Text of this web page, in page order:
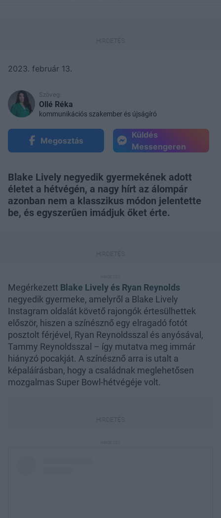
2023. február 13.
Szöveg:
Ollé Réka
kommunikációs szakember és újságíró
Megosztás
Küldés
Messengeren
Blake Lively negyedik gyermekének adott
életet a hétvégén, a nagy hírt az álompár
azonban nem a klasszikus módon jelentette
be, és egyszerűen imádjuk őket érte.
Megérkezett Blake Lively és Ryan Reynolds
negyedik gyermeke, amelyről a Blake Lively
Instagram oldalát követő rajongók értesülhettek
először, hiszen a színésznő egy elragadó fotót
posztolt férjével, Ryan Reynoldsszal és anyósával,
Tammy Reynoldsszal – így mutatva meg immár
hiányzó pocakját. A színésznő arra is utalt a
képaláírásban, hogy a családnak meglehetősen
mozgalmas Super Bowl-hétvégéje volt.